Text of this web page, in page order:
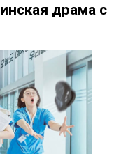
драма с